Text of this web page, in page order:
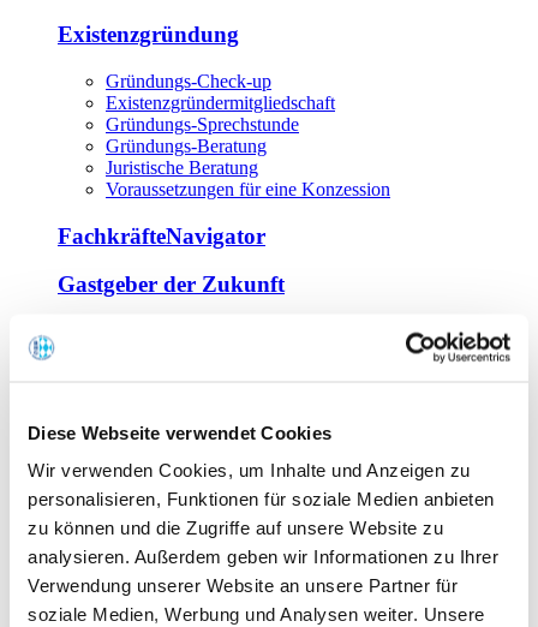
Diese Webseite verwendet Cookies
Wir verwenden Cookies, um Inhalte und Anzeigen zu
personalisieren, Funktionen für soziale Medien anbieten
zu können und die Zugriffe auf unsere Website zu
analysieren. Außerdem geben wir Informationen zu Ihrer
Verwendung unserer Website an unsere Partner für
soziale Medien, Werbung und Analysen weiter. Unsere
Existenzgründung
Gründungs-Check-up
Existenzgründermitgliedschaft
Gründungs-Sprechstunde
Gründungs-Beratung
Juristische Beratung
Voraussetzungen für eine Konzession
FachkräfteNavigator
Gastgeber der Zukunft
Offene Seminare
Tagen im Palais
Wirte-und Unternehmerbrief
Lernplattform BOUNTI
Partner
Branchennahe Organisationen